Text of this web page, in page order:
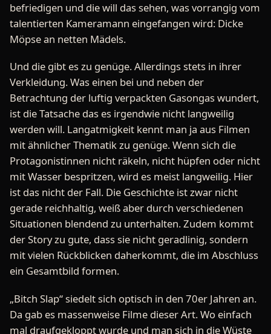
befriedigen und die will das sehen, was vorrangig vom
talentierten Kameramann eingefangen wird: Dicke
Möpse an netten Mädels.
Und die gibt es zu genüge. Allerdings stets in ihrer
Verkleidung. Was einen bei und neben der
Betrachtung der luftig verpackten Gasongas wundert,
ist die Tatsache das es irgendwie nicht langweilig
werden will. Langatmigkeit kennt man ja aus Filmen
mit ähnlicher Thematik zu genüge. Wenn sich die
Protagonistinnen nicht räkeln, nicht hüpfen oder nicht
mit Wasser bespritzen, wird es meist langweilig. Hier
ist das nicht der Fall. Die Geschichte ist zwar nicht
gerade reichhaltig, weiß aber durch verschiedenen
Situationen blendend zu unterhalten. Zudem kommt
der Story zu gute, dass sie nicht geradlinig, sondern
mit vielen Rückblicken daherkommt, die im Abschluss
ein Gesamtbild formen.
„Bitch Slap“ siedelt sich optisch in den 70er Jahren an.
Da gab es massenweise Filme dieser Art. Wo einfach
mal draufgekloppt wurde und man sich in die Wüste